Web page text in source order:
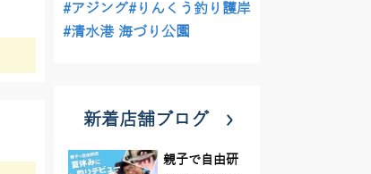
#アジング#りんくう釣り護岸
#清水港 海づり公園
新着店舗ブログ
親子で自由研